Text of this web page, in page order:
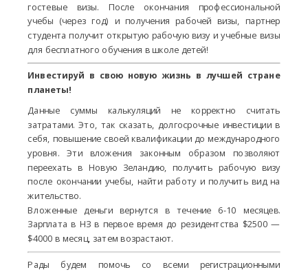
гостевые визы. После окончания профессиональной
учебы (через год) и получения рабочей визы, партнер
студента получит открытую рабочую визу и учебные визы
для бесплатного обучения в школе детей!
Инвестируй в свою новую жизнь в лучшей стране
планеты!
Данные суммы калькуляций не корректно считать
затратами. Это, так сказать, долгосрочные инвестиции в
себя, повышение своей квалификации до международного
уровня. Эти вложения законным образом позволяют
переехать в Новую Зеландию, получить рабочую визу
после окончании учебы, найти работу и получить вид на
жительство.
Вложенные деньги вернутся в течение 6-10 месяцев.
Зарплата в НЗ в первое время до резидентства $2500 —
$4000 в месяц, затем возрастают.
Рады будем помочь со всеми регистрационными